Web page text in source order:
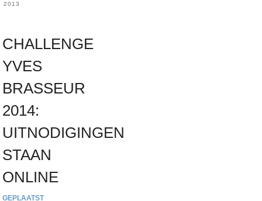
2013
CHALLENGE
YVES
BRASSEUR
2014:
UITNODIGINGEN
STAAN
ONLINE